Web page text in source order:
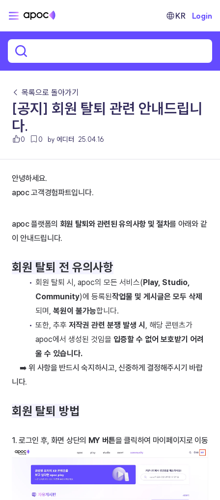
KR Login
← 목록으로 돌아가기
[공지] 회원 탈퇴 관련 안내드립니
다.
0 0 by 에디터 25.04.16
안녕하세요.
apoc 고객경험파트입니다.
apoc 플랫폼의 회원 탈퇴와 관련된 유의사항 및 절차를 아래와 같
이 안내드립니다.
회원 탈퇴 전 유의사항
회원 탈퇴 시, apoc의 모든 서비스(Play, Studio,
Community)에 등록된작업물 및 게시글은 모두 삭제
되며, 복원이 불가능합니다.
또한, 추후 저작권 관련 분쟁 발생 시 , 해당 콘텐츠가
apoc에서 생성된 것임을 입증할 수 없어 보호받기 어려
울 수 있습니다.
➡️ 위 사항을 반드시 숙지하시고, 신중하게 결정해주시기 바랍
니다.
회원 탈퇴 방법
1. 로그인 후, 화면 상단의 MY 버튼을 클릭하여 마이페이지로 이동